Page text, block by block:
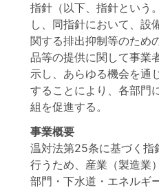
指針（以下、指針という
し、同指針において、設
関する排出抑制等のため
品等の提供に関して事業
示し、あらゆる機会を通
することにより、各部門
組を促進する。
事業概要
温対法第25条に基づく指
行うため、産業（製造業
部門・下水道・エネルギ